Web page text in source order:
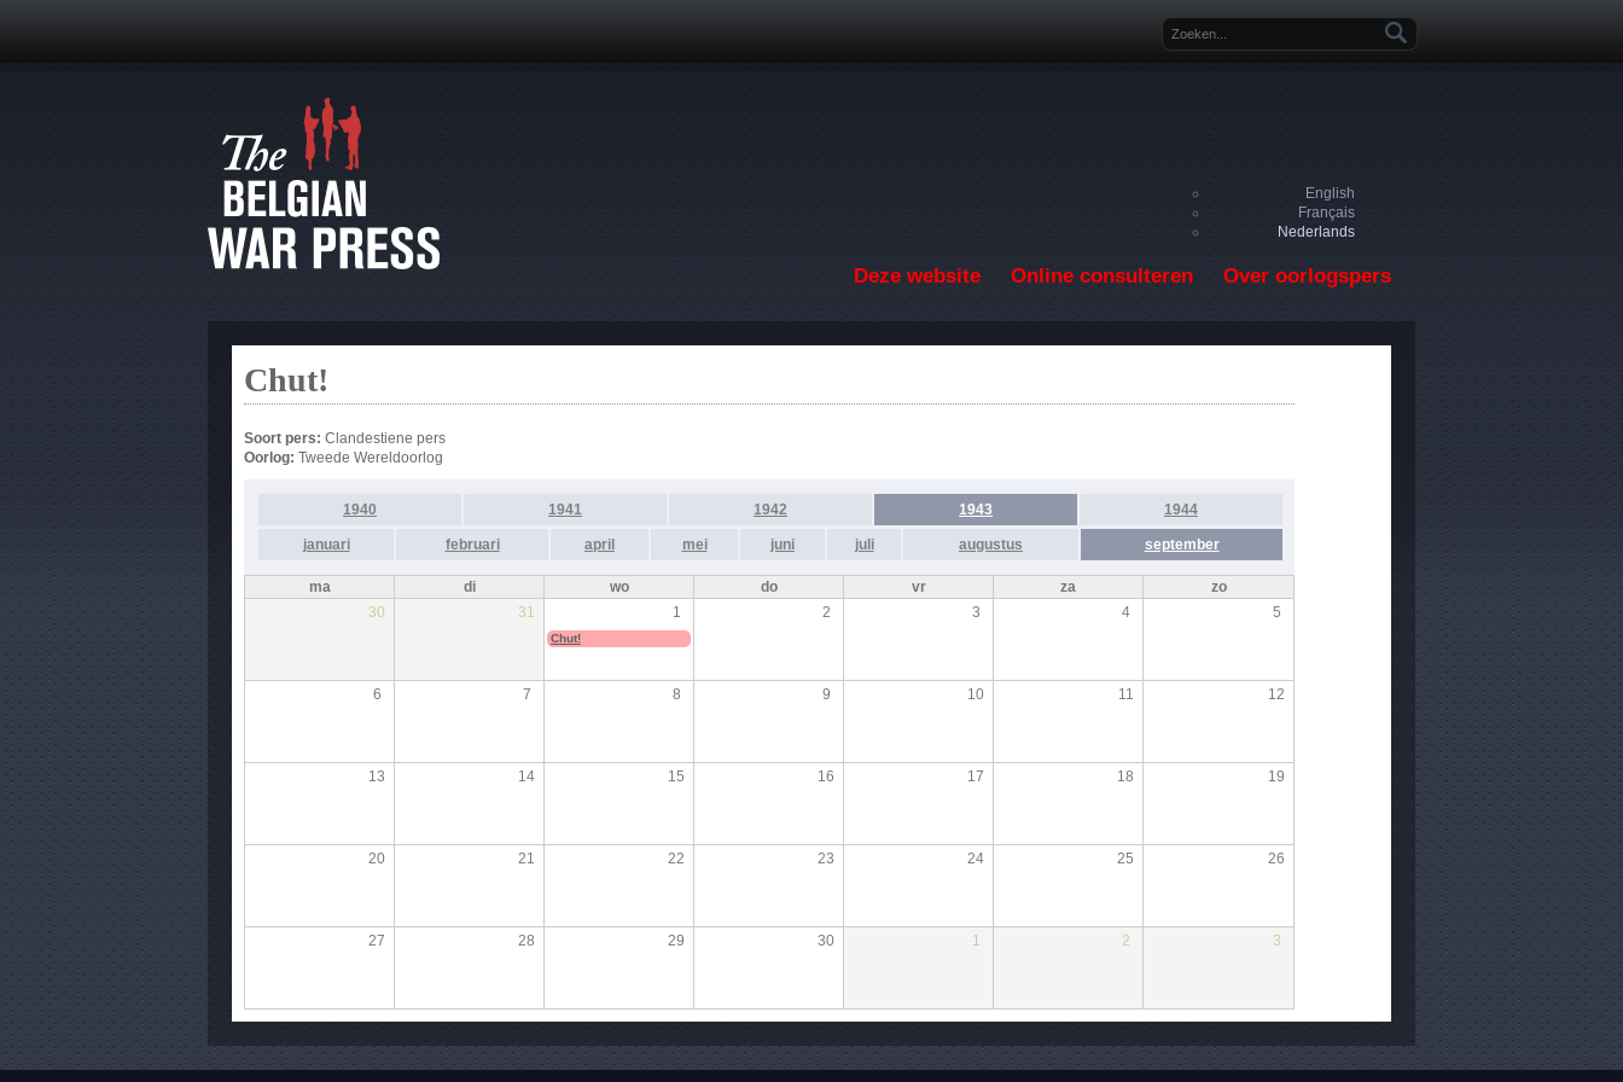
Zoekveld
English
Français
Nederlands
Deze website Online consulteren Over oorlogspers
Chut!
Soort pers: Clandestiene pers
Oorlog: Tweede Wereldoorlog
1940 1941 1942 1943 1944
januari februari april mei juni juli augustus september
ma di wo do vr za
zo
30
31 1 2 3 4 5
Chut!
6 7 8 9 10 11 12
13 14 15 16 17 18 19
20 21 22 23 24 25 26
27 28 29 30 1 2 3